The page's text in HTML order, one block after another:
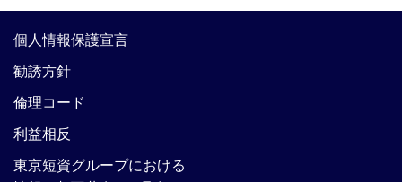
個人情報保護宣言
勧誘方針
倫理コード
利益相反
東京短資グループにおける